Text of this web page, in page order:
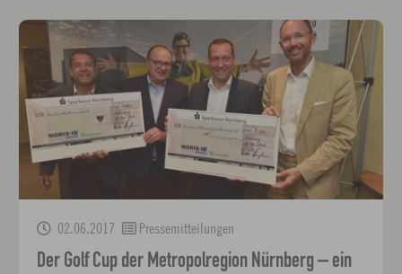
02.06.2017 Pressemitteilungen
Der Golf Cup der Metropolregion Nürnberg – ein